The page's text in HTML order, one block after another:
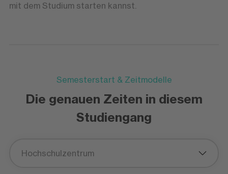
mit dem Studium starten kannst.
Semesterstart & Zeitmodelle
Die genauen Zeiten in diesem
Studiengang
Hochschulzentrum